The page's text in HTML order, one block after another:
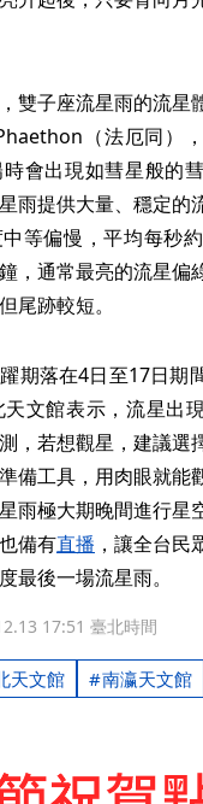
雙子座流星雨的流星
（法厄同）
會出現如彗星般的
雨提供大量、穩定的
等偏慢，平均每秒
，通常最亮的流星偏
尾跡較短。
期落在4日至17日期
文館表示，流星出
，若想觀星，建議選
備工具，用肉眼就能
雨極大期晚間進行星
備有直播 ，讓全台民
最後一場流星雨。
17:51 臺北時間
天文館 南瀛天文館